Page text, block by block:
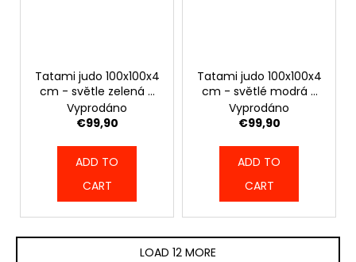
Tatami judo 100x100x4
cm - světle zelená -
4967_SVTGRN_100
Vyprodáno
€99,90
ADD TO
CART
Tatami judo 100x100x4
cm - světlé modrá -
4967_SVTBLUE_100
Vyprodáno
€99,90
ADD TO
CART
LOAD 12 MORE